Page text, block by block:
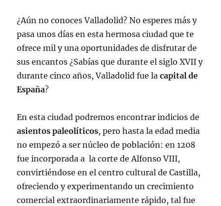
¿Aún no conoces Valladolid? No esperes más y
pasa unos días en esta hermosa ciudad que te
ofrece mil y una oportunidades de disfrutar de
sus encantos ¿Sabías que durante el siglo XVII y
durante cinco años, Valladolid fue lacapital de
España?
En esta ciudad podremos encontrar indicios de
asientos paleolíticos, pero hasta la edad media
no empezó a ser núcleo de población: en 1208
fue incorporada a la corte de Alfonso VIII,
convirtiéndose en el centro cultural de Castilla,
ofreciendo y experimentando un crecimiento
comercial extraordinariamente rápido, tal fue